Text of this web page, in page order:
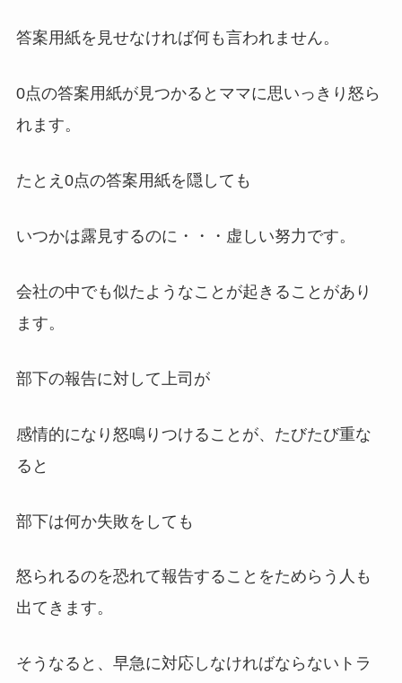
答案用紙を見せなければ何も言われません。
0点の答案用紙が見つかるとママに思いっきり怒ら
れます。
たとえ0点の答案用紙を隠しても
いつかは露見するのに・・・虚しい努力です。
会社の中でも似たようなことが起きることがあり
ます。
部下の報告に対して上司が
感情的になり怒鳴りつけることが、たびたび重な
ると
部下は何か失敗をしても
怒られるのを恐れて報告することをためらう人も
出てきます。
そうなると、早急に対応しなければならないトラ